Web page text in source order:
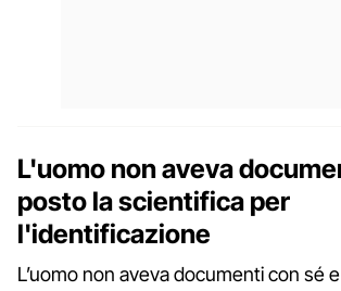
L'uomo non aveva
posto la scientifica per
l'identificazione
L’uomo non aveva documenti con sé